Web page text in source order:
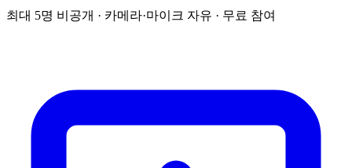
최대 5명 비공개 · 카메라·마이크 자유 · 무료 참여